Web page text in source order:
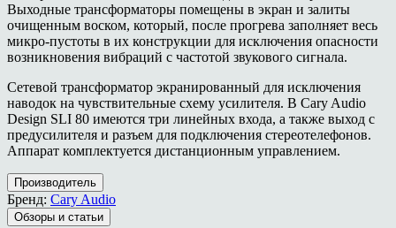
Выходные трансформаторы помещены в экран и залиты
очищенным воском, который, после прогрева заполняет весь
микро-пустоты в их конструкции для исключения опасности
возникновения вибраций с частотой звукового сигнала.
Сетевой трансформатор экранированный для исключения
наводок на чувствительные схему усилителя. В Cary Audio
Design SLI 80 имеются три линейных входа, а также выход с
предусилителя и разъем для подключения стереотелефонов.
Аппарат комплектуется дистанционным управлением.
Производитель
Бренд: Cary Audio
Обзоры и статьи